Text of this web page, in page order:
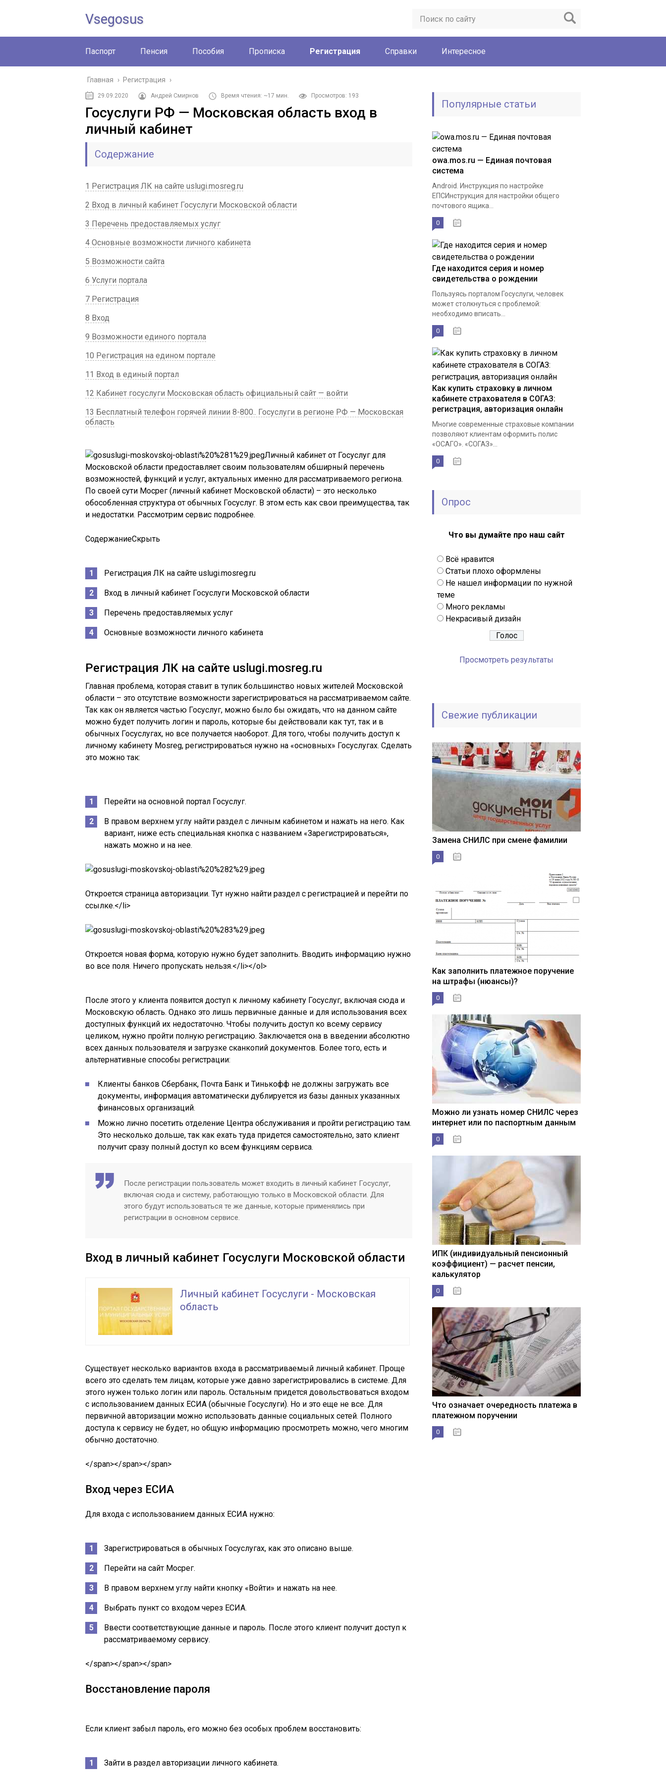
Vsegosus
Паспорт Пенсия Пособия Прописка Регистрация Справки Интересное
Главная › Регистрация ›
29.09.2020 Андрей Смирнов Время чтения: ~17 мин. Просмотров: 193
Госуслуги РФ — Московская область вход в
личный кабинет
Содержание
1 Регистрация ЛК на сайте uslugi.mosreg.ru
2 Вход в личный кабинет Госуслуги Московской области
3 Перечень предоставляемых услуг
4 Основные возможности личного кабинета
5 Возможности сайта
6 Услуги портала
7 Регистрация
8 Вход
9 Возможности единого портала
10 Регистрация на едином портале
11 Вход в единый портал
12 Кабинет госуслуги Московская область официальный сайт — войти
13 Бесплатный телефон горячей линии 8-800.. Госуслуги в регионе РФ — Московская
область
Личный кабинет от Госуслуг для
Московской области предоставляет своим пользователям обширный перечень
возможностей, функций и услуг, актуальных именно для рассматриваемого региона.
По своей сути Мосрег (личный кабинет Московской области) – это несколько
обособленная структура от обычных Госуслуг. В этом есть как свои преимущества, так
и недостатки. Рассмотрим сервис подробнее.
СодержаниеСкрыть
Регистрация ЛК на сайте uslugi.mosreg.ru
Вход в личный кабинет Госуслуги Московской области
Перечень предоставляемых услуг
Основные возможности личного кабинета
Регистрация ЛК на сайте uslugi.mosreg.ru
Главная проблема, которая ставит в тупик большинство новых жителей Московской
области – это отсутствие возможности зарегистрироваться на рассматриваемом сайте.
Так как он является частью Госуслуг, можно было бы ожидать, что на данном сайте
можно будет получить логин и пароль, которые бы действовали как тут, так и в
обычных Госуслугах, но все получается наоборот. Для того, чтобы получить доступ к
личному кабинету Mosreg, регистрироваться нужно на «основных» Госуслугах. Сделать
это можно так:
Перейти на основной портал Госуслуг.
В правом верхнем углу найти раздел с личным кабинетом и нажать на него. Как
вариант, ниже есть специальная кнопка с названием «Зарегистрироваться»,
нажать можно и на нее.
Откроется страница авторизации. Тут нужно найти раздел с регистрацией и перейти по
ссылке.</li>
Откроется новая форма, которую нужно будет заполнить. Вводить информацию нужно
во все поля. Ничего пропускать нельзя.</li></ol>
После этого у клиента появится доступ к личному кабинету Госуслуг, включая сюда и
Московскую область. Однако это лишь первичные данные и для использования всех
доступных функций их недостаточно. Чтобы получить доступ ко всему сервису
целиком, нужно пройти полную регистрацию. Заключается она в введении абсолютно
всех данных пользователя и загрузке сканкопий документов. Более того, есть и
альтернативные способы регистрации:
Клиенты банков Сбербанк, Почта Банк и Тинькофф не должны загружать все
документы, информация автоматически дублируется из базы данных указанных
финансовых организаций.
Можно лично посетить отделение Центра обслуживания и пройти регистрацию там.
Это несколько дольше, так как ехать туда придется самостоятельно, зато клиент
получит сразу полный доступ ко всем функциям сервиса.
После регистрации пользователь может входить в личный кабинет Госуслуг,
включая сюда и систему, работающую только в Московской области. Для
этого будут использоваться те же данные, которые применялись при
регистрации в основном сервисе.
Вход в личный кабинет Госуслуги Московской области
Личный кабинет Госуслуги - Московская
область
Существует несколько вариантов входа в рассматриваемый личный кабинет. Проще
всего это сделать тем лицам, которые уже давно зарегистрировались в системе. Для
этого нужен только логин или пароль. Остальным придется довольствоваться входом
с использованием данных ЕСИА (обычные Госуслуги). Но и это еще не все. Для
первичной авторизации можно использовать данные социальных сетей. Полного
доступа к сервису не будет, но общую информацию просмотреть можно, чего многим
обычно достаточно.
</span></span></span>
Вход через ЕСИА
Для входа с использованием данных ЕСИА нужно:
Зарегистрироваться в обычных Госуслугах, как это описано выше.
Перейти на сайт Мосрег.
В правом верхнем углу найти кнопку «Войти» и нажать на нее.
Выбрать пункт со входом через ЕСИА.
Ввести соответствующие данные и пароль. После этого клиент получит доступ к
рассматриваемому сервису.
</span></span></span>
Восстановление пароля
Если клиент забыл пароль, его можно без особых проблем восстановить:
Зайти в раздел авторизации личного кабинета.
Популярные статьи
owa.mos.ru — Единая почтовая
система
Android. Инструкция по настройке
ЕПСИнструкция для настройки общего
почтового ящика...
0
Где находится серия и номер
свидетельства о рождении
Пользуясь порталом Госуслуги, человек
может столкнуться с проблемой:
необходимо вписать...
0
Как купить страховку в личном
кабинете страхователя в СОГАЗ:
регистрация, авторизация онлайн
Многие современные страховые компании
позволяют клиентам оформить полис
«ОСАГО». «СОГАЗ»...
0
Опрос
Что вы думайте про наш сайт
Всё нравится
Статьи плохо оформлены
Не нашел информации по нужной
теме
Много рекламы
Некрасивый дизайн
Просмотреть результаты
Свежие публикации
Замена СНИЛС при смене фамилии
0
Как заполнить платежное поручение
на штрафы (нюансы)?
0
Можно ли узнать номер СНИЛС через
интернет или по паспортным данным
0
ИПК (индивидуальный пенсионный
коэффициент) — расчет пенсии,
калькулятор
0
Что означает очередность платежа в
платежном поручении
0